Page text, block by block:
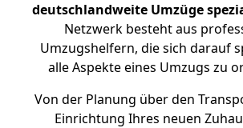
deutschlandweite Umzüge
Netzwerk besteht aus
Umzugshelfern, die sich darauf
alle Aspekte eines Umzugs zu
Von der Planung über den
Einrichtung Ihres neuen